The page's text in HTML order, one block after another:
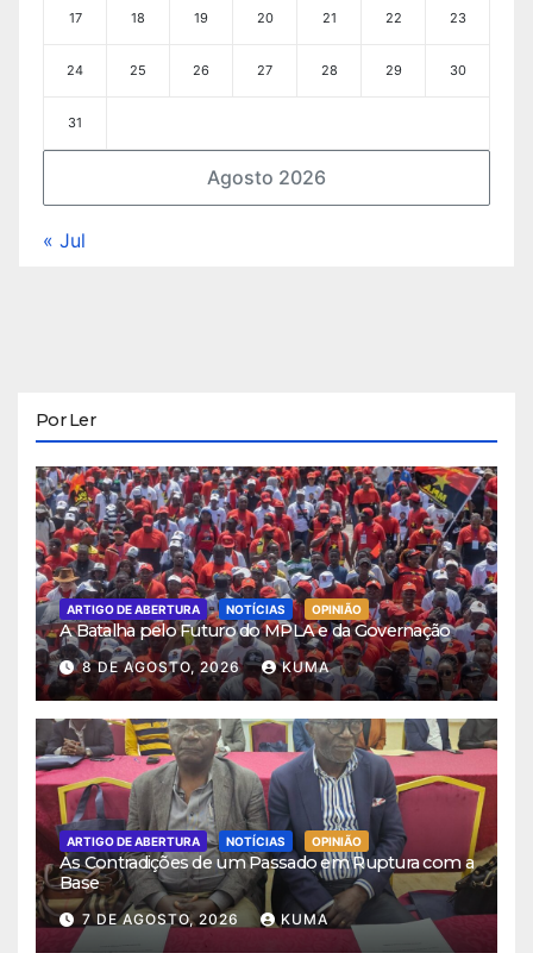
Agosto 2026
17 18 19 20 21 22 23
24 25 26 27 28 29 30
31
« Jul
Por Ler
ARTIGO DE ABERTURA NOTÍCIAS OPINIÃO
A Batalha pelo Futuro do MPLA e da Governação
8 DE AGOSTO, 2026 KUMA
ARTIGO DE ABERTURA NOTÍCIAS OPINIÃO
As Contradições de um Passado em Ruptura com a
Base
7 DE AGOSTO, 2026 KUMA